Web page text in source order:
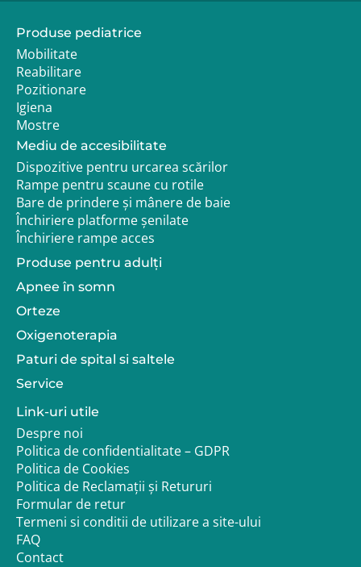
Husa de ploaie face parte din categoria accesoriilor
de protectie. Poate fi utilizata impreuna cu alte
accesorii precum sacul de iarna sau copertina pentru
a crea un nivel complet de protectie in timpul
deplasarilor.
Garantie si livrare
Produsul beneficiaza de garantia legala de
conformitate pentru defecte de fabricatie.
Termen de livrare:
2–3 zile lucratoare pentru produsele aflate in
stoc
3–5 saptamani pentru produsele disponibile la
Un reprezentant Adapt.ro te poate ajuta sa alegi
accesoriile potrivite pentru utilizarea caruciorului in
orice conditii.
Produse pediatrice
Mobilitate
Reabilitare
Pozitionare
Igiena
Mostre
Mediu de accesibilitate
Dispozitive pentru urcarea scărilor
Rampe pentru scaune cu rotile
Bare de prindere și mânere de baie
Închiriere platforme șenilate
Închiriere rampe acces
Produse pentru adulţi
Apnee în somn
Orteze
Oxigenoterapia
Paturi de spital si saltele
Service
Link-uri utile
Despre noi
Politica de confidentialitate – GDPR
Politica de Cookies
Politica de Reclamații și Retururi
Formular de retur
Termeni si conditii de utilizare a site-ului
FAQ
Contact